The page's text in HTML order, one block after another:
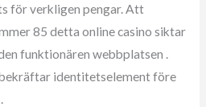
för verkligen pengar. Att
85 detta online casino siktar
funktionären webbplatsen .
identitetselement före